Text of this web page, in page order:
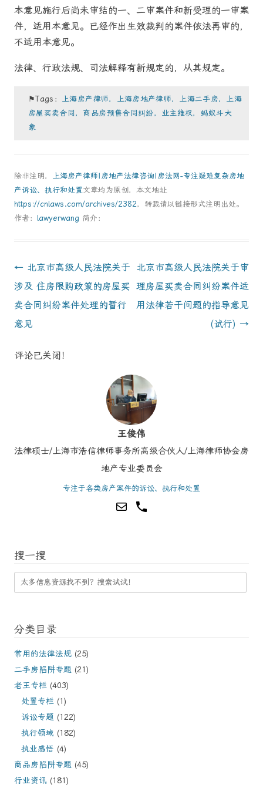
本意见施行后尚未审结的一、二审案件和新受理的一审案
件，适用本意见。已经作出生效裁判的案件依法再审的，
不适用本意见。
法律、行政法规、司法解释有新规定的，从其规定。
⚑Tags：
上海房产律师，上海房地产律师，上海二手房，上海
房屋买卖合同，商品房预售合同纠纷，业主维权，蚂蚁斗大
象
除非注明，
上海房产律师|房地产法律咨询|房法网-专注疑难复杂房地
产诉讼、执行和处置文章均为原创，本文地址
https://cnlaws.com/archives/2382，转载请以链接形式注明出处。
作者： lawyerwang 简介：
Post
navigation
← 北京市高级人民法院关于
涉及 住房限购政策的房屋买
卖合同纠纷案件处理的暂行
意见
北京市高级人民法院关于审
理房屋买卖合同纠纷案件适
用法律若干问题的指导意见
(试行) →
评论已关闭！
王俊伟
法律硕士/上海市浩信律师事务所高级合伙人/上海律师协会房
地产专业委员会
专注于各类房产案件的诉讼、执行和处置
搜一搜
分类目录
常用的法律法规 (25)
二手房陷阱专题 (21)
老王专栏 (403)
处置专栏 (1)
诉讼专题 (122)
执行领域 (182)
执业感悟 (4)
商品房陷阱专题 (45)
行业资讯 (181)